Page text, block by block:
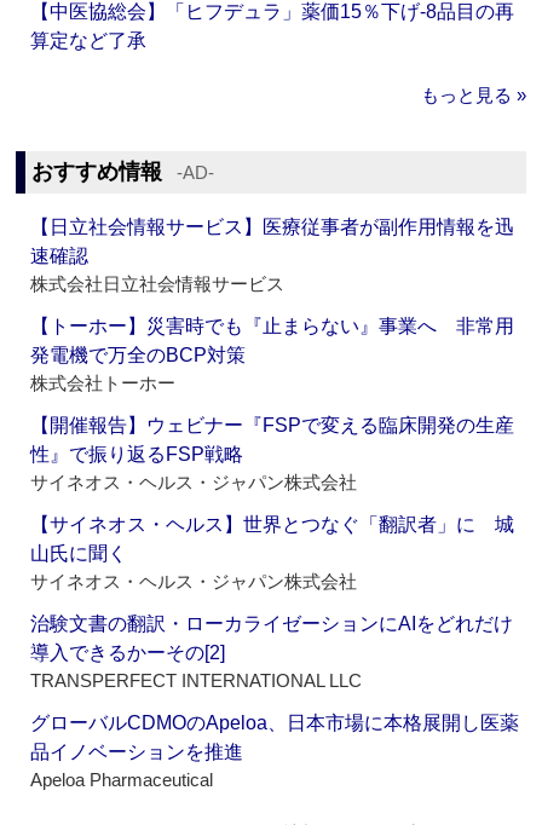
【中医協総会】「ヒフデュラ」薬価15％下げ‐8品目の再
算定など了承
もっと見る »
おすすめ情報 ‐AD‐
【日立社会情報サービス】医療従事者が副作用情報を迅
速確認
株式会社日立社会情報サービス
【トーホー】災害時でも『止まらない』事業へ 非常用
発電機で万全のBCP対策
株式会社トーホー
【開催報告】ウェビナー『FSPで変える臨床開発の生産
性』で振り返るFSP戦略
サイネオス・ヘルス・ジャパン株式会社
【サイネオス・ヘルス】世界とつなぐ「翻訳者」に 城
山氏に聞く
サイネオス・ヘルス・ジャパン株式会社
治験文書の翻訳・ローカライゼーションにAIをどれだけ
導入できるかーその[2]
TRANSPERFECT INTERNATIONAL LLC
グローバルCDMOのApeloa、日本市場に本格展開し医薬
品イノベーションを推進
Apeloa Pharmaceutical